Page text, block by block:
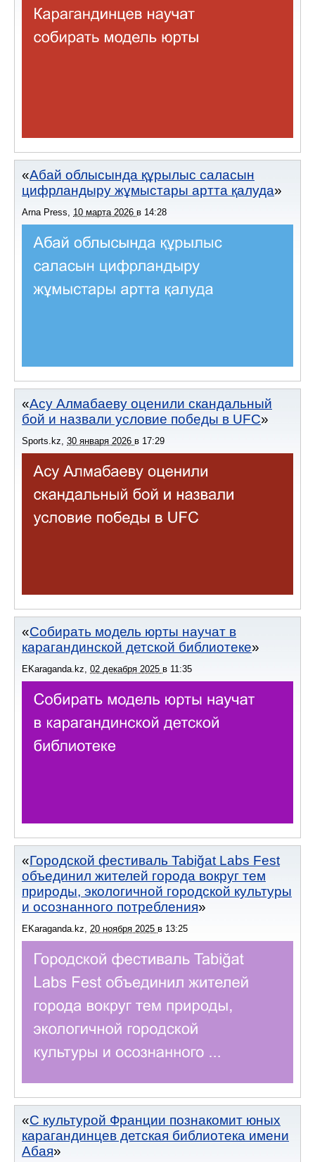
Абай облысында құрылыс саласын
цифрландыру жұмыстары артта қалуда
Arna Press 10 марта 2026 в 14:28
Асу Алмабаеву оценили скандальный
бой и назвали условие победы в UFC
Sports.kz 30 января 2026 в 17:29
Собирать модель юрты научат в
карагандинской детской библиотеке
EKaraganda.kz, 02 декабря 2025 в 11:35
Городской фестиваль Tabiğat Labs Fest
объединил жителей города вокруг тем
природы, экологичной городской культуры
и осознанного потребления
EKaraganda.kz, 20 ноября 2025 в 13:25
С культурой Франции познакомит юных
карагандинцев детская библиотека имени
Абая